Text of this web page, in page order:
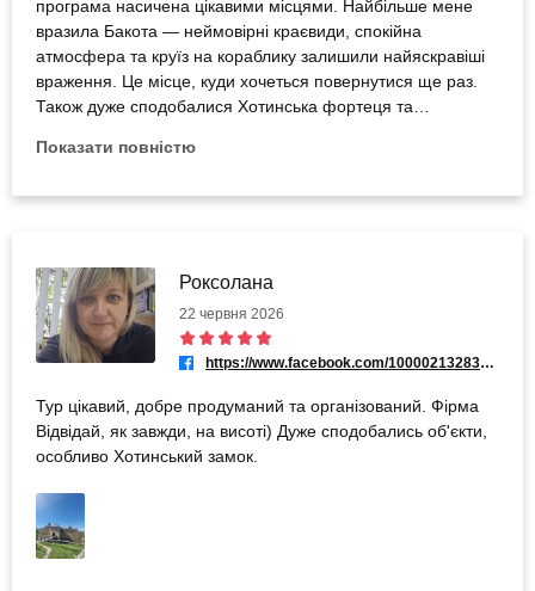
програма насичена цікавими місцями. Найбільше мене
вразила Бакота — неймовірні краєвиди, спокійна
атмосфера та круїз на кораблику залишили найяскравіші
враження. Це місце, куди хочеться повернутися ще раз.
Також дуже сподобалися Хотинська фортеця та
історією, а старе місто зачаровує архітектурою,
Подорож подарувала багато позитивних емоцій та
Показати повністю
Роксолана
22 червня 2026
https://www.facebook.com/100002132838744
Тур цікавий, добре продуманий та організований. Фірма
Відвідай, як завжди, на висоті) Дуже сподобались об'єкти,
особливо Хотинський замок.